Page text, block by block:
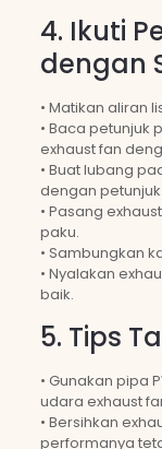
4. Ikuti
dengan
• Matikan aliran
• Baca
exhaust fan
• Buat lubang
dengan petunjuk.
• Pasang
paku.
• Sambungkan
• Nyalakan
baik.
5. Tips
• Gunakan pipa
udara exhaust
• Bersihkan
performanya